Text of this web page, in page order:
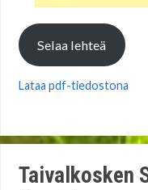
Selaa lehteä
Lataa pdf-tiedostona
Taivalkosken